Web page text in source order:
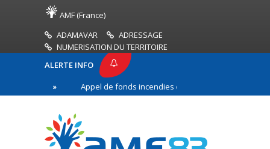
AMF (France)
ADAMAVAR
ADRESSAGE
NUMERISATION DU TERRITOIRE
ALERTE INFO
Appel de fonds incendies de forêt
ligne